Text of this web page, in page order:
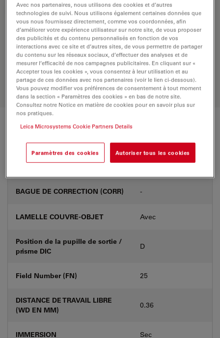
DEMANDE DE DEVIS
Découvrez la solution idéale.
Explorez notresélecteur d’objectifs
comparez les alternatives et trouvez
l’option la mieux adaptée à vos
besoins.
Caractéristiques techniques
Numéro de produit 11556084
BAGUE DE CORRECTION (CORR) -
LAMELLE COUVRE-OBJET Avec
Position de la pupille de sortie /
prisme DIC
D
Field Number (FN) 25
DISTANCE DE TRAVAIL LIBRE
(WD EN MM)
0.36
IMMERSION Sec
Avec nos partenaires, nous utilisons des cookies et d’autres
technologies de suivi. Nous utilisons également certaines données que
vous nous fournissez directement, comme vos coordonnées, afin
d’améliorer votre expérience utilisateur sur notre site, de vous proposer
des publicités et du contenu personnalisés en fonction de vos
interactions avec ce site et d’autres sites, de vous permettre de partager
du contenu sur les réseaux sociaux, d’effectuer des analyses et de
mesurer l’efficacité de nos campagnes publicitaires. En cliquant sur «
Accepter tous les cookies », vous consentez à leur utilisation et au
partage de ces données avec nos partenaires (voir le lien ci-dessous).
Vous pouvez modifier vos préférences de consentement à tout moment
dans la section « Paramètres des cookies » en bas de notre site.
Consultez notre Notice en matière de cookies pour en savoir plus sur
nos pratiques.
Leica Microsystems Cookie Partners Details
Paramètres des cookies Autoriser tous les cookies